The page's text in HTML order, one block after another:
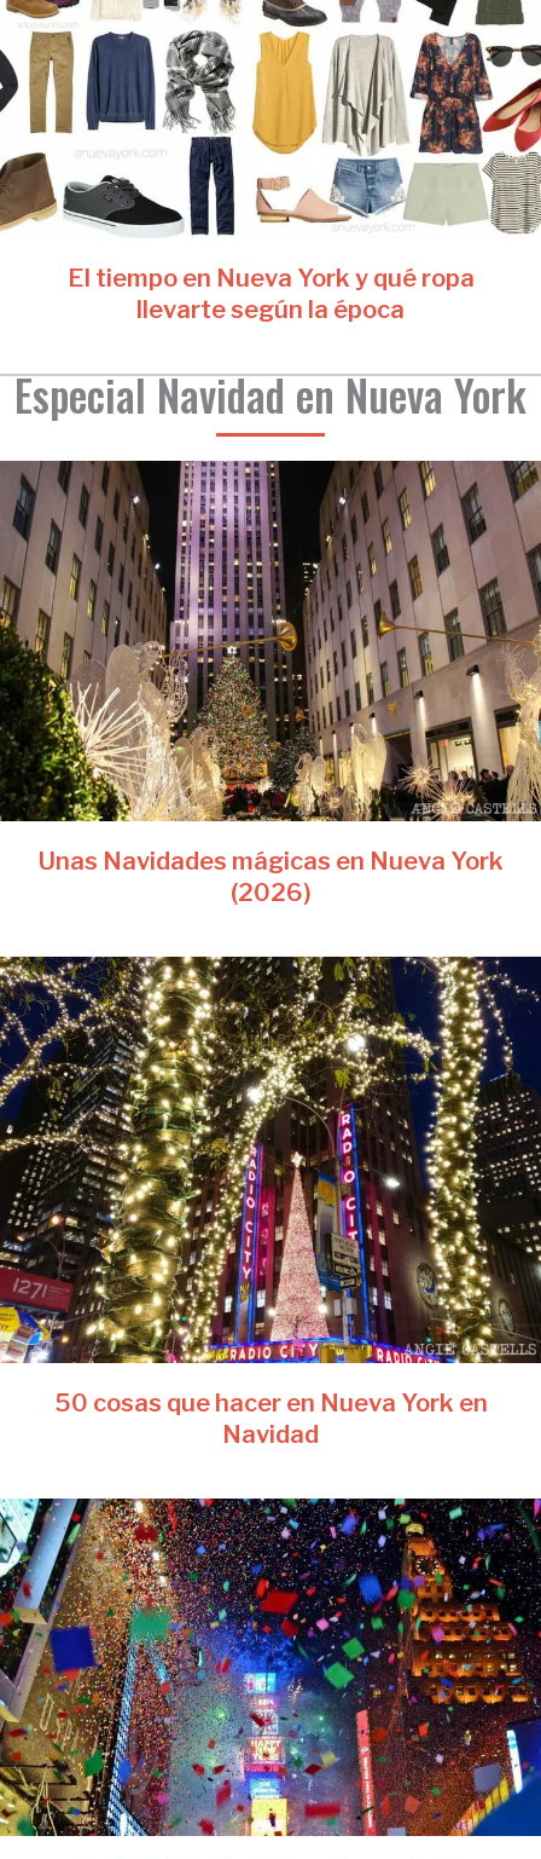
El tiempo en Nueva York y qué ropa
llevarte según la época
Especial Navidad en Nueva York
Unas Navidades mágicas en Nueva York
(2026)
50 cosas que hacer en Nueva York en
Navidad